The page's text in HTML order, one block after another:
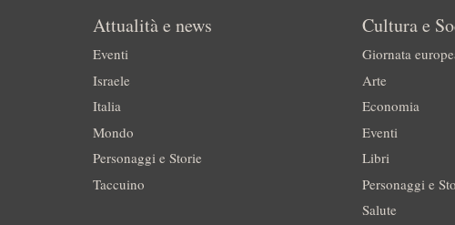
Attualità e news
Eventi
Israele
Italia
Mondo
Personaggi e Storie
Taccuino
Cultura e
Giornata
Arte
Economia
Eventi
Libri
Personaggi e
Salute